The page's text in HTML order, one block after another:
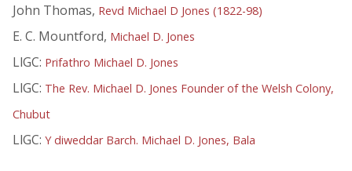
John Thomas, Revd Michael D Jones (1822-98)
E. C. Mountford, Michael D. Jones
LlGC: Prifathro Michael D. Jones
LlGC: The Rev. Michael D. Jones Founder of the Welsh Colony,
Chubut
LlGC: Y diweddar Barch. Michael D. Jones, Bala